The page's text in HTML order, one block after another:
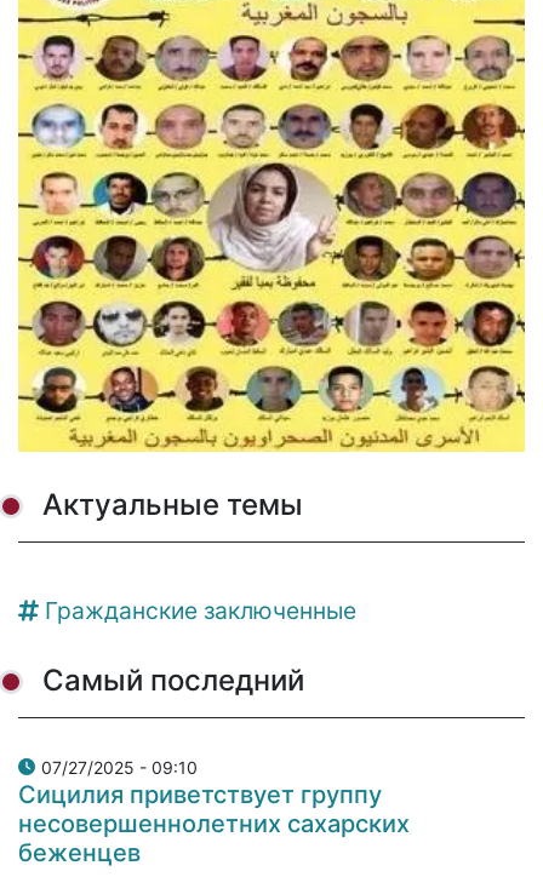
Актуальные темы
Гражданские заключенные
Самый последний
07/27/2025 - 09:10
Сицилия приветствует группу
несовершеннолетних сахарских
беженцев